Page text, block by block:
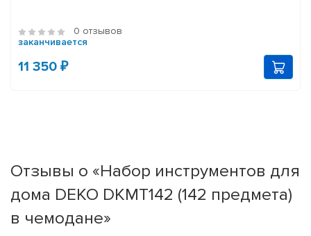
0 отзывов
заканчивается
11 350 ₽
Отзывы о «Набор инструментов для
дома DEKO DKMT142 (142 предмета)
в чемодане»